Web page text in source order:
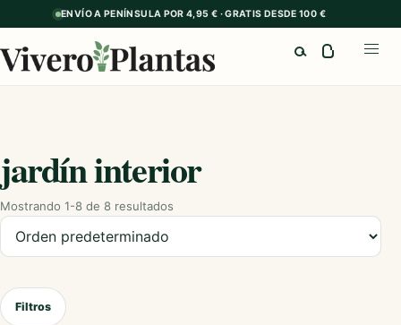
ENVÍO A PENÍNSULA POR 4,95 € · GRATIS DESDE 100 €
jardín interior
Mostrando 1-8 de 8 resultados
Ordenar productos
Filtros